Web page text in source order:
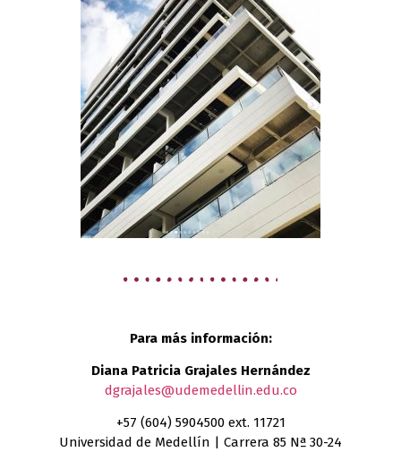
Para más información:
Diana Patricia Grajales Hernández
dgrajales@udemedellin.edu.co
+57 (604) 5904500 ext. 11721
Universidad de Medellín | Carrera 85 Nª 30-24